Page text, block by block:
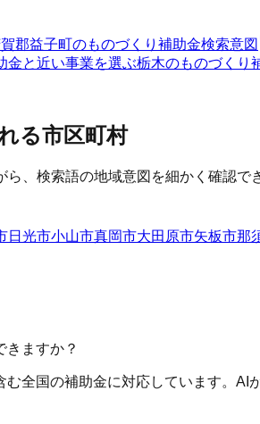
郡益子町のものづくり補助金検索意図
金と近い事業を選ぶ栃木のものづくり
る市区町村
、検索語の地域意図を細かく確認で
日光市小山市真岡市大田原市矢板市那
きますか？
全国の補助金に対応しています。AI